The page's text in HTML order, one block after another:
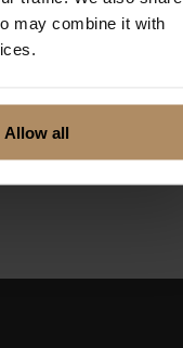
may combine it with
Allow all